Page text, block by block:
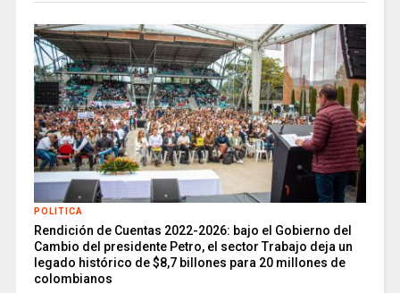
POLITICA
Rendición de Cuentas 2022-2026: bajo el Gobierno del
Cambio del presidente Petro, el sector Trabajo deja un
legado histórico de $8,7 billones para 20 millones de
colombianos